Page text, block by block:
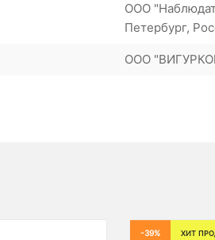
ООО
Петербург,
ООО
-39% ХИТ